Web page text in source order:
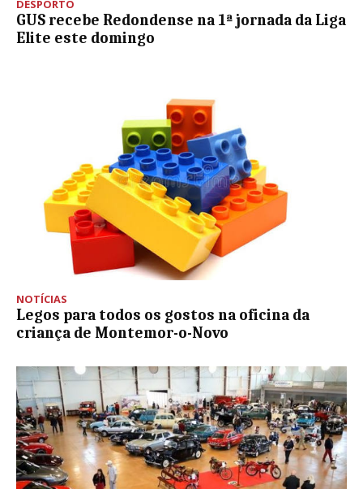
DESPORTO
GUS recebe Redondense na 1ª jornada da Liga
Elite este domingo
NOTÍCIAS
Legos para todos os gostos na oficina da
criança de Montemor-o-Novo